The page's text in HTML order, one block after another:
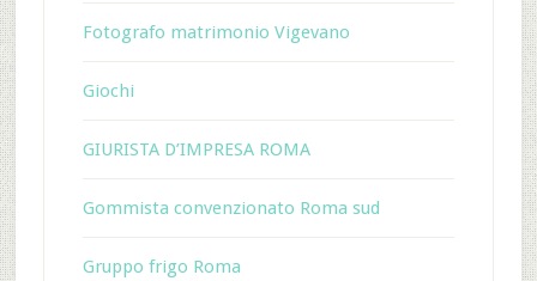
Fotografo matrimonio Vigevano
Giochi
GIURISTA D’IMPRESA ROMA
Gommista convenzionato Roma sud
Gruppo frigo Roma